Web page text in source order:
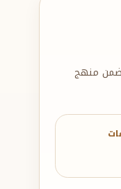
ضمن منهج